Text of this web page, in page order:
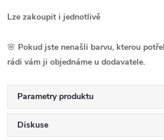
Lze zakoupit i jednotlivě
🌸 Pokud jste nenašli barvu, kterou
rádi vám ji objednáme u dodavatele.
Parametry produktu
Diskuse